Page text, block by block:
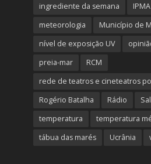
ingrediente da semana
IPMA
meteorologia
Município de
nível de exposição UV
preia-mar
RCM
rede de teatros e cineteatros
Rogério Batalha
Rádio Sal
temperatura
temperatura
tábua das marés
Ucrânia